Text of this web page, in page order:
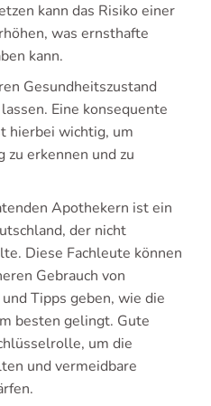
kann das Risiko einer
was ernsthafte
kann.
Gesundheitszustand
Eine konsequente
hierbei wichtig, um
zu erkennen und zu
Apothekern ist ein
der nicht
Diese Fachleute können
Gebrauch von
Tipps geben, wie die
besten gelingt. Gute
um die
und vermeidbare